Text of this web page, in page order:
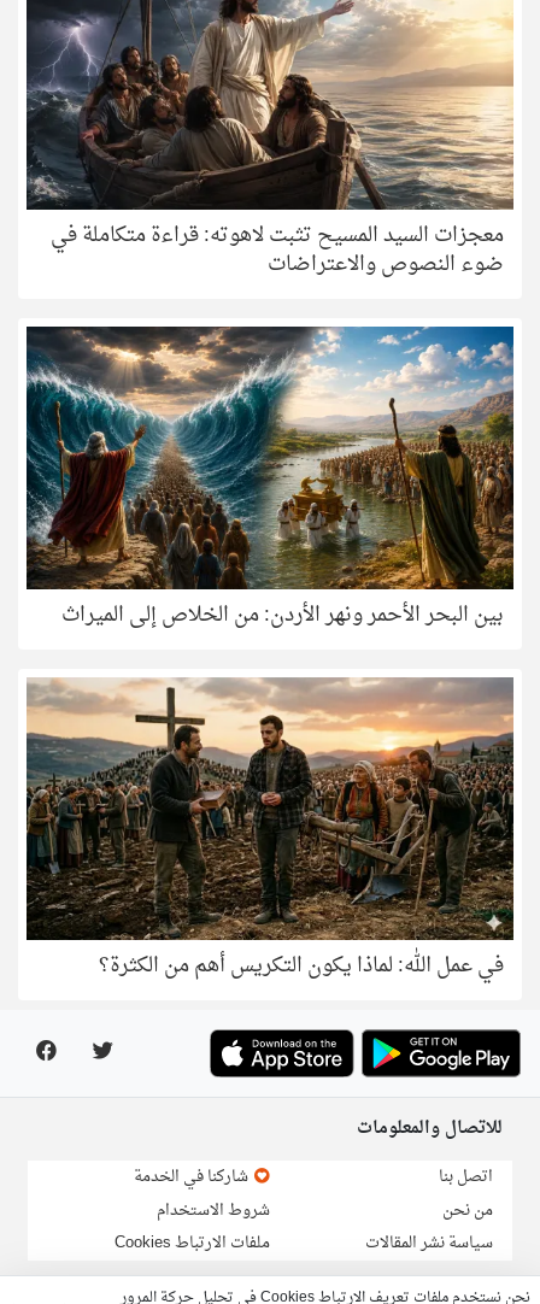
معجزات السيد المسيح تثبت لاهوته: قراءة متكاملة في
ضوء النصوص والاعتراضات
بين البحر الأحمر ونهر الأردن: من الخلاص إلى الميراث
في عمل الله: لماذا يكون التكريس أهم من الكثرة؟
للاتصال والمعلومات
اتصل بنا
من نحن
سياسة نشر المقالات
شاركنا في الخدمة
شروط الاستخدام
ملفات الارتباط Cookies
نحن نستخدم ملفات تعريف الارتباط Cookies في تحليل حركة المرور